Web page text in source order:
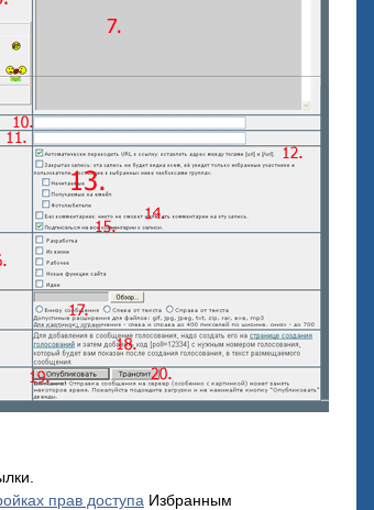
прав доступа Избранным